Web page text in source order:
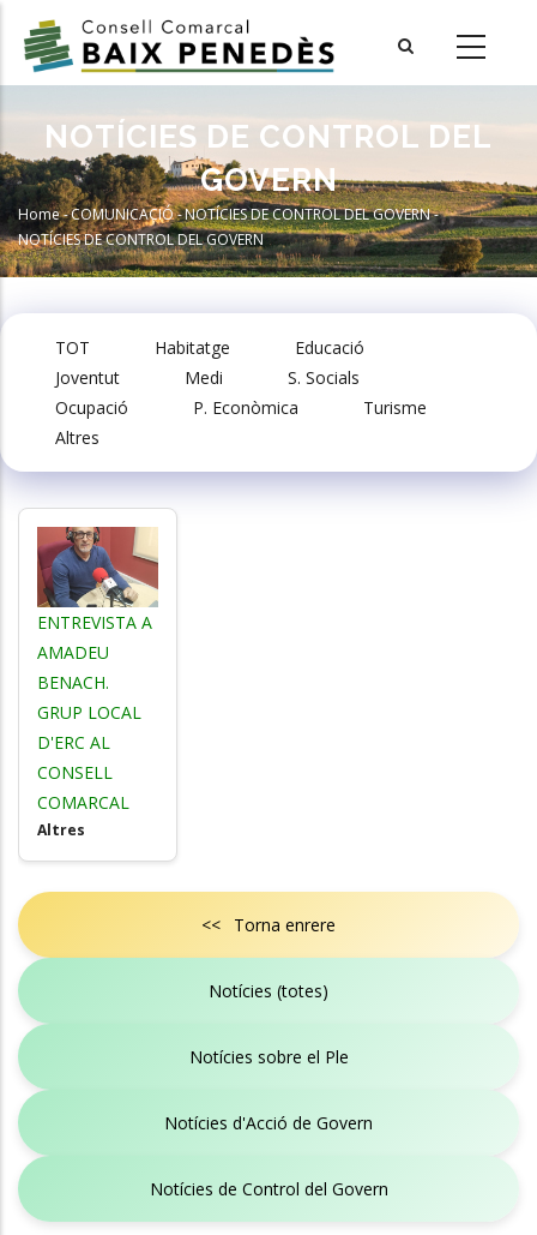
main
NOTÍCIES DE CONTROL DEL
GOVERN
Breadcrumb
Home-COMUNICACIÓ-NOTÍCIES DE CONTROL DEL GOVERN-
NOTÍCIES DE CONTROL DEL GOVERN
TOT Habitatge
Educació
Joventut
Medi
S. Socials
Ocupació
P. Econòmica
Turisme
Altres
ENTREVISTA A
AMADEU
BENACH.
GRUP LOCAL
D'ERC AL
CONSELL
COMARCAL
Altres
<< Torna enrere
Notícies (totes)
Notícies sobre el Ple
Notícies d'Acció de Govern
Notícies de Control del Govern